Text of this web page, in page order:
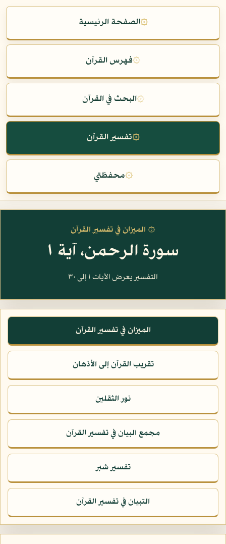
۞الصفحة الرئيسية
۞فهرس القرآن
۞البحث في القرآن
۞تفسير القرآن
۞محفظتي
۞ الميزان في تفسير القرآن
سورة الرحمن، آية ١
التفسير يعرض الآيات ١ إلى ٣٠
الميزان في تفسير القرآن
تقريب القرآن إلى الأذهان
نور الثقلين
مجمع البيان في تفسير القرآن
تفسير شبر
التبيان في تفسير القرآن